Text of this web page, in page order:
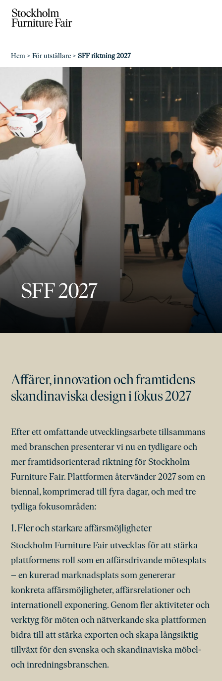
Hem >För utställare >SFF riktning 2027
SFF 2027
Affärer, innovation och framtidens
skandinaviska design i fokus 2027
Efter ett omfattande utvecklingsarbete tillsammans
med branschen presenterar vi nu en tydligare och
mer framtidsorienterad riktning för Stockholm
Furniture Fair. Plattformen återvänder 2027 som en
biennal, komprimerad till fyra dagar, och med tre
tydliga fokusområden:
1. Fler och starkare affärsmöjligheter
Stockholm Furniture Fair utvecklas för att stärka
plattformens roll som en affärsdrivande mötesplats
– en kurerad marknadsplats som genererar
konkreta affärsmöjligheter, affärsrelationer och
internationell exponering. Genom fler aktiviteter och
verktyg för möten och nätverkande ska plattformen
bidra till att stärka exporten och skapa långsiktig
tillväxt för den svenska och skandinaviska möbel-
och inredningsbranschen.